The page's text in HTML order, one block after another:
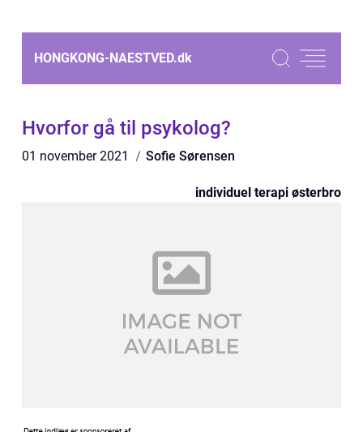
HONGKONG-NAESTVED.dk
Hvorfor gå til psykolog?
01 november 2021 Sofie Sørensen
individuel terapi østerbro